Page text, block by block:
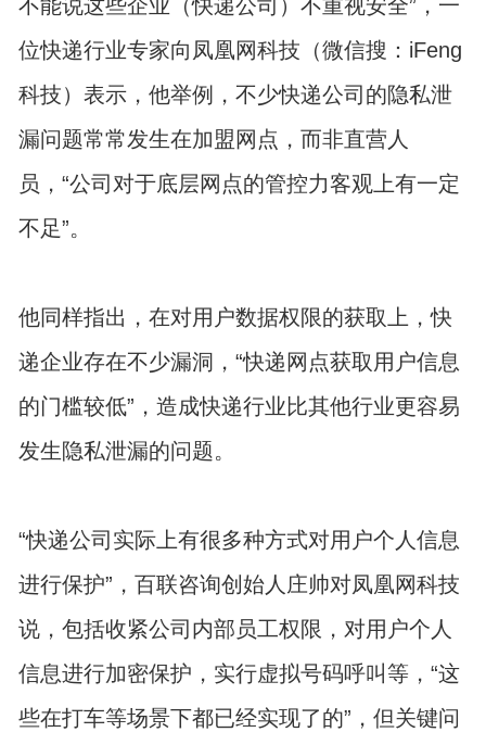
不能说这些企业（快递公司）不重视安全”，一
位快递行业专家向凤凰网科技（微信搜：iFeng
科技）表示，他举例，不少快递公司的隐私泄
漏问题常常发生在加盟网点，而非直营人
员，“公司对于底层网点的管控力客观上有一定
不足”。
他同样指出，在对用户数据权限的获取上，快
递企业存在不少漏洞，“快递网点获取用户信息
的门槛较低”，造成快递行业比其他行业更容易
发生隐私泄漏的问题。
“快递公司实际上有很多种方式对用户个人信息
进行保护”，百联咨询创始人庄帅对凤凰网科技
说，包括收紧公司内部员工权限，对用户个人
信息进行加密保护，实行虚拟号码呼叫等，“这
些在打车等场景下都已经实现了的”，但关键问